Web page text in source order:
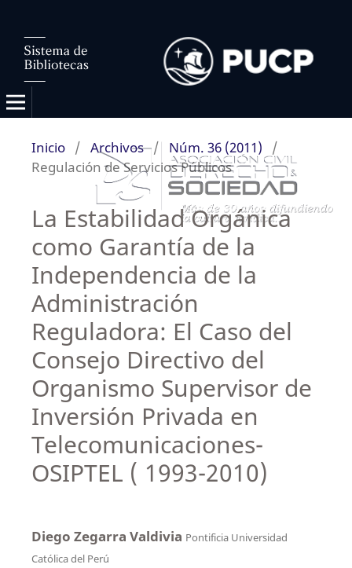
Inicio / Archivos / Núm. 36 (2011)
/
Regulación de Servicios Públicos
La Estabilidad Orgánica
como Garantía de la
Independencia de la
Administración
Reguladora: El Caso del
Consejo Directivo del
Organismo Supervisor de
Inversión Privada en
Telecomunicaciones-
OSIPTEL ( 1993-2010)
Diego Zegarra Valdivia Pontificia Universidad
Católica del Perú